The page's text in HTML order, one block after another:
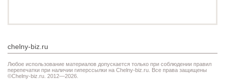
chelny-biz.ru
Любое использование материалов допускается только при соблюдении правил
перепечатки при наличии гиперссылки на Chelny-biz.ru. Все права защищены
©Chelny-biz.ru. 2012—2026.